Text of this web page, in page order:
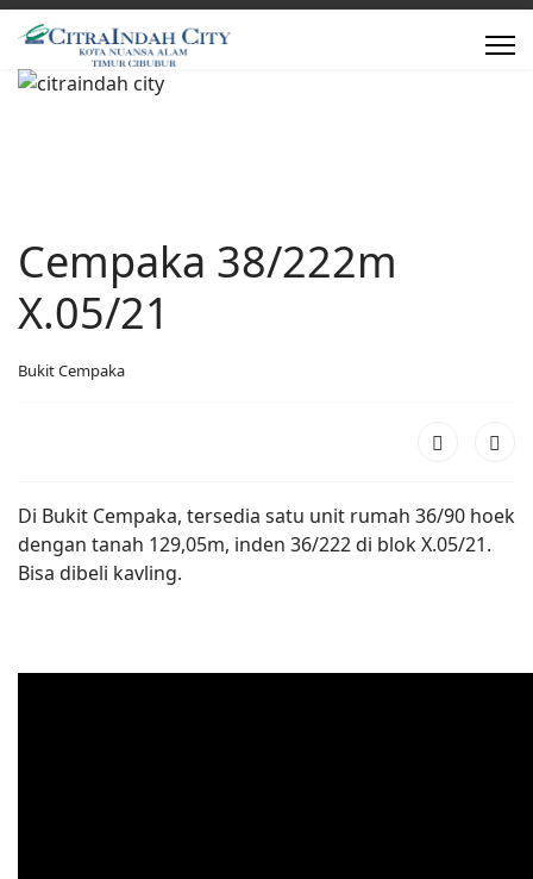
Cempaka 38/222m
X.05/21
Bukit Cempaka
Di Bukit Cempaka, tersedia satu unit rumah 36/90 hoek
dengan tanah 129,05m, inden 36/222 di blok X.05/21.
Bisa dibeli kavling.